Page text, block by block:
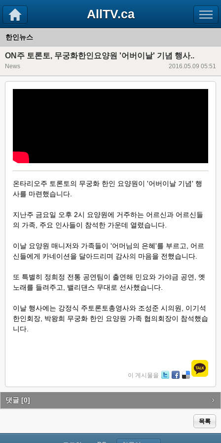
AllTV.ca
한인뉴스
ON주 토론토, 무궁화한인요양원 '어버이날' 기념 행사..
News 2016.05.09 05:51
온타리오주 토론토의 무궁화 한인 요양원이 '어버이날 기념' 행
사를 마련했습니다.
지난주 금요일 오후 2시 요양원에 거주하는 어르신과 어르신들
의 가족, 주요 인사들이 참석한 가운데 열렸습니다.
이날 요양원 매니저와 가족들이 '어머님의 은혜'를 부르고, 어르
신들에게 카네이션을 달아드리며 감사의 마음을 전했습니다.
또 특별히 정희정 전통 공연팀이 출연해 민요와 가야금 공연, 옛
노래를 들려주고, 밸리댄스 무대로 선사했습니다.
이날 행사에는 강정식 주토론토총영사와 조성준 시의원, 이기석
한인회장, 박왕희 무궁화 한인 요양원 가족 협의회장이 참석했습
니다.
이 게시물을
itte ce lici
댓글 [0]
목록